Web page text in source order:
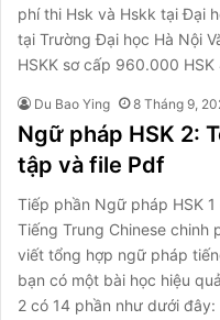
phí thi Hsk và Hskk tại Đại
tại Trường Đại học Hà Nội
HSKK sơ cấp 960.000
Du Bao Ying 8 Tháng 9,
Ngữ pháp HSK 2:
tập và file Pdf
Tiếp phần Ngữ pháp HSK
Tiếng Trung Chinese chinh
viết tổng hợp ngữ pháp
bạn có một bài học hiệu
2 có 14 phần như dưới